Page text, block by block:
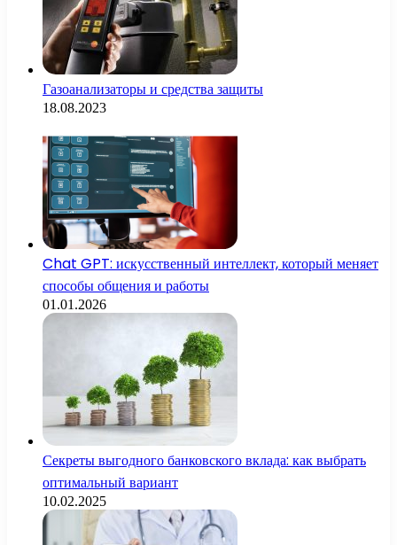
Газоанализаторы и средства защиты
18.08.2023
Chat GPT: искусственный интеллект, который меняет
способы общения и работы
01.01.2026
Секреты выгодного банковского вклада: как выбрать
оптимальный вариант
10.02.2025